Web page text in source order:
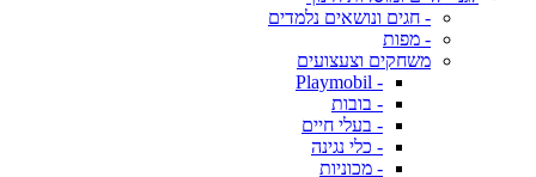
- חגים ונושאים נלמדים
- מפות
משחקים וצעצועים
- Playmobil
- בובות
- בעלי חיים
- כלי נגינה
- מכוניות